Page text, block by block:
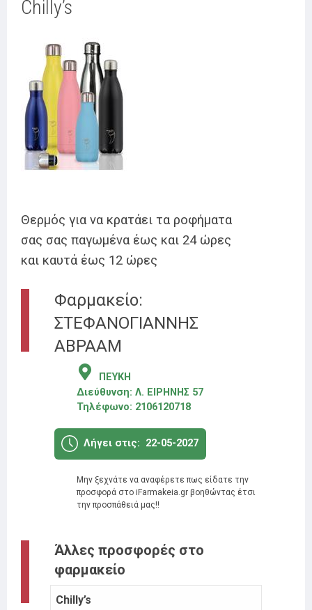
Chilly’s
Θερμός για να κρατάει τα ροφήματα
σας σας παγωμένα έως και 24 ώρες
και καυτά έως 12 ώρες
Φαρμακείο:
ΣΤΕΦΑΝΟΓΙΑΝΝΗΣ
ΑΒΡΑΑΜ
ΠΕΥΚΗ
Διεύθυνση: Λ. ΕΙΡΗΝΗΣ 57
Τηλέφωνο: 2106120718
Λήγει στις: 22-05-2027
Μην ξεχνάτε να αναφέρετε πως είδατε την
προσφορά στο iFarmakeia.gr βοηθώντας έτσι
την προσπάθειά μας!!
Άλλες προσφορές στο
φαρμακείο
Chilly’s